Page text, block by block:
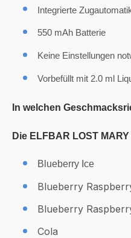
Integrierte
550 mAh Batterie
Keine Einstellungen
Vorbefüllt mit 2.0 ml
In welchen
Die ELFBAR LOST
Blueberry Ice
Blueberry
Blueberry
Cola